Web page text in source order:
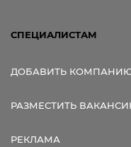
СПЕЦИАЛИСТАМ
ДОБАВИТЬ
РАЗМЕСТИТЬ
РЕКЛАМА